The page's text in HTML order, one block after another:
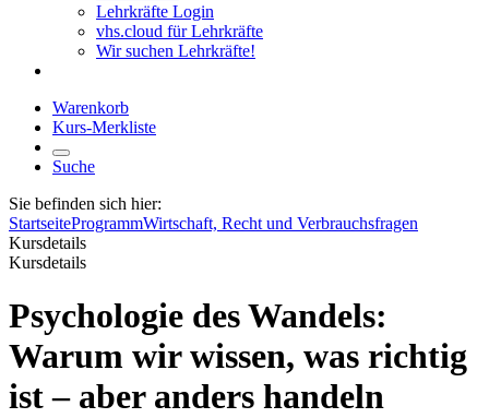
Lehrkräfte Login
vhs.cloud für Lehrkräfte
Wir suchen Lehrkräfte!
Warenkorb
Kurs-Merkliste
Suche
Sie befinden sich hier:
StartseiteProgrammWirtschaft, Recht und Verbrauchsfragen
Kursdetails
Kursdetails
Psychologie des Wandels:
Warum wir wissen, was richtig
ist – aber anders handeln